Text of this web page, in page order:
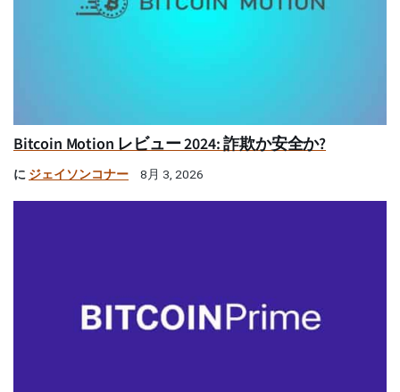
Bitcoin Motion レビュー 2024: 詐欺か安全か?
に ジェイソンコナー 8月 3, 2026